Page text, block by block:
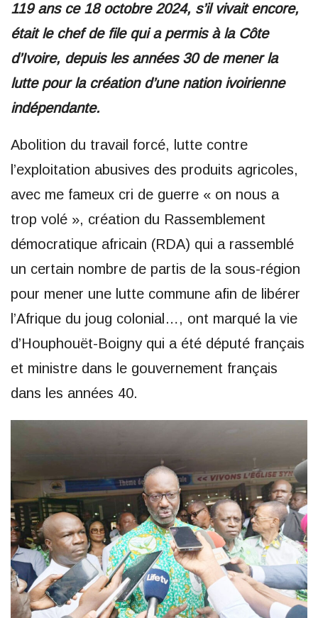
119 ans ce 18 octobre 2024, s’il vivait encore,
était le chef de file qui a permis à la Côte
d’Ivoire, depuis les années 30 de mener la
lutte pour la création d’une nation ivoirienne
indépendante.
Abolition du travail forcé, lutte contre
l’exploitation abusives des produits agricoles,
avec me fameux cri de guerre « on nous a
trop volé », création du Rassemblement
démocratique africain (RDA) qui a rassemblé
un certain nombre de partis de la sous-région
pour mener une lutte commune afin de libérer
l’Afrique du joug colonial…, ont marqué la vie
d’Houphouët-Boigny qui a été député français
et ministre dans le gouvernement français
dans les années 40.